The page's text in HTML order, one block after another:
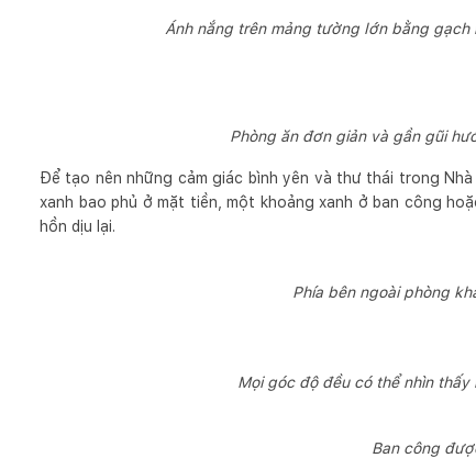
Ánh nắng trên mảng tường lớn bằng
Phòng ăn đơn giản và gần gũi
Để tạo nên những cảm giác bình yên và thư thái trong
xanh bao phủ ở mặt tiền, một khoảng xanh ở ban công
hồn dịu lại.
Phía bên ngoài phòng
Mọi góc độ đều có thể nhìn
Ban công